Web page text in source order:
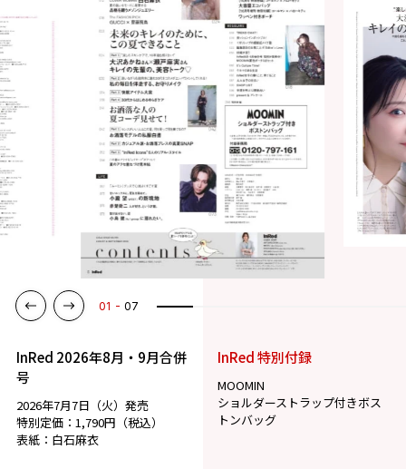
01 07
InRed 2026年8月・9月合併
号
2026年7月7日（火）発売
特別定価：1,790円（税込）
表紙：白石麻衣
InRed 特別付録
MOOMIN
ショルダーストラップ付きボス
トンバッグ